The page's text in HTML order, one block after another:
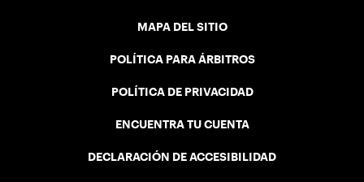
MAPA DEL SITIO
POLÍTICA PARA ÁRBITROS
POLÍTICA DE PRIVACIDAD
ENCUENTRA TU CUENTA
DECLARACIÓN DE ACCESIBILIDAD